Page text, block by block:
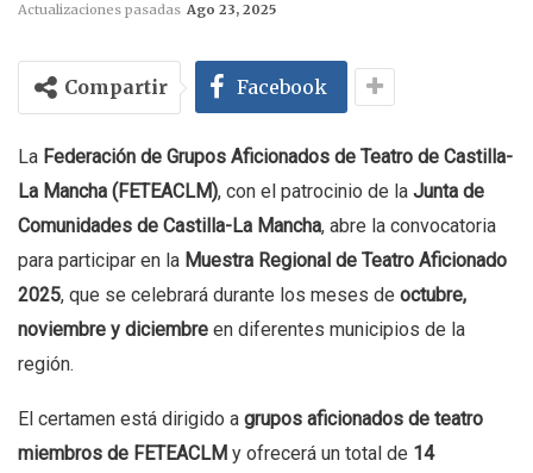
Actualizaciones pasadas Ago 23, 2025
Compartir Facebook
La Federación de Grupos Aficionados de Teatro de Castilla-
La Mancha (FETEACLM), con el patrocinio de la Junta de
Comunidades de Castilla-La Mancha, abre la convocatoria
para participar en la Muestra Regional de Teatro Aficionado
2025, que se celebrará durante los meses de octubre,
noviembre y diciembre en diferentes municipios de la
región.
El certamen está dirigido a grupos aficionados de teatro
miembros de FETEACLM y ofrecerá un total de 14